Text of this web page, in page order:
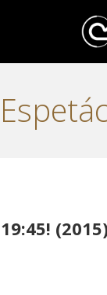
19:45!